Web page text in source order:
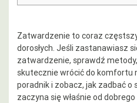
Zatwardzenie to coraz
dorosłych. Jeśli zastanawiasz
zatwardzenie, sprawdź
skutecznie wrócić do komfortu
poradnik i zobacz, jak zadbać
zaczyna się właśnie od